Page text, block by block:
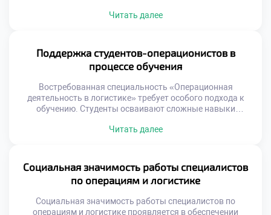
реальную реализацию на предприятиях. Бизнес ожидает
должны трансформироваться в измеримые
экономические результаты. Понимание этого принципа
отличает профессионала от теоретика. Работодатели
ценят прикладные навыки выше академических
достижений. Способность […]
Читать далее
Поддержка студентов-операционистов в
процессе обучения
Востребованная специальность «Операционная
деятельность в логистике» требует особого подхода к
обучению. Студенты осваивают сложные навыки
потоками. Успешное усвоение программы невозможно
роста. Поддержка является фундаментом формирования
компетентного специалиста. Образовательный процесс
сочетает теорию с интенсивной практикой. Наставники
помогают преодолевать трудности на […]
Читать далее
Социальная значимость работы специалистов
по операциям и логистике
Социальная значимость работы специалистов по
операциям и логистике проявляется в обеспечении